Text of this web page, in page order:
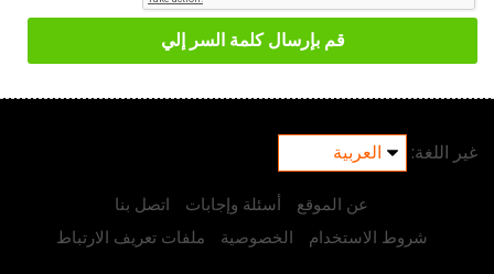
غير اللغة:
عن الموقع أسئلة وإجابات
اتصل بنا
شروط الاستخدام
الخصوصية ملفات تعريف الارتباط